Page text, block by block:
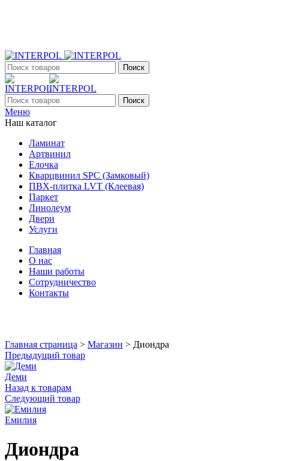
Поиск
Поиск
Меню
Наш каталог
Ламинат
Артвинил
Елочка
Кварцвинил SPC (Замковый)
ПВХ-плитка LVT (Клеевая)
Паркет
Линолеум
Двери
Услуги
Главная
О нас
Наши работы
Сотрудничество
Контакты
Главная страница > Магазин > Диондра
Предыдущий товар
Деми
Назад к товарам
Следующий товар
Емилия
Диондра